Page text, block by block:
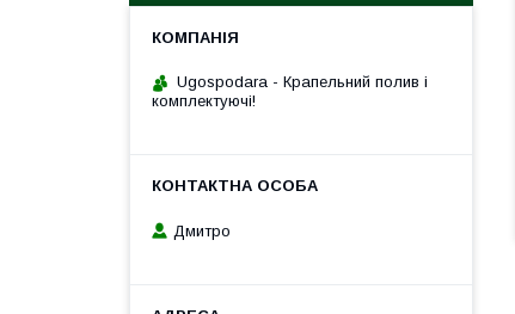
Ugospodara - Крапельний полив і
комплектуючі!
Дмитро